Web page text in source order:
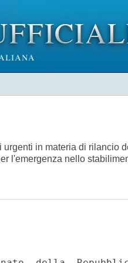
in materia di rilancio
l'emergenza nello